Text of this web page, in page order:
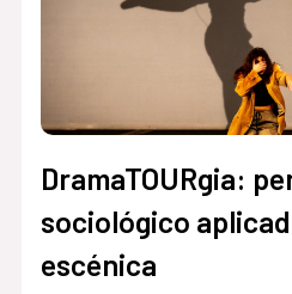
DramaTOURgia:
sociológico
escénica